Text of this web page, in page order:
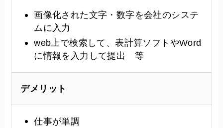
画像化された文字・数字を会社のシステ
ムに入力
web上で検索して、表計算ソフトやWord
に情報を入力して提出 等
デメリット
仕事が単調